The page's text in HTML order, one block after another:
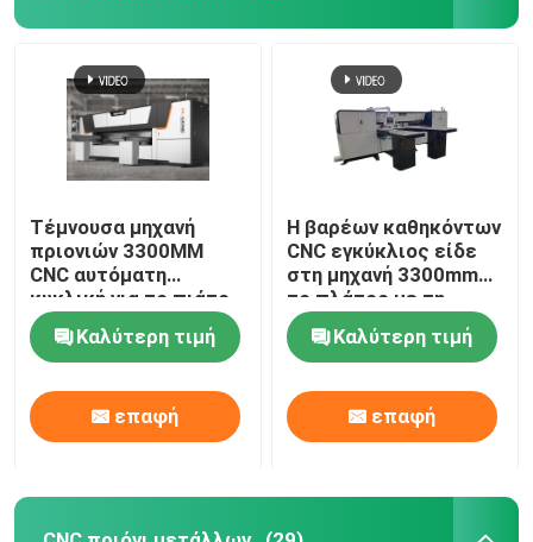
Τέμνουσα μηχανή
πριονιών 3300MM
CNC αυτόματη
κυκλική για το πιάτο
χαλκού που πριονίζει
HL-10CNCΚαλύτερη τιμή
επαφή
Η βαρέων καθηκόντων
CNC εγκύκλιος είδε
στη μηχανή 3300mm
το πλάτος με τη
σερβο μηχανή σίτισης
3
Καλύτερη τιμή
επαφή